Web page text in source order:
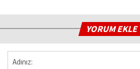
YORUM EKLE